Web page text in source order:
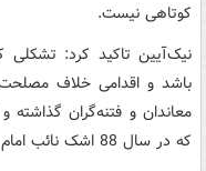
کوتاهی نیست.
نیک‌آیین تاکید کرد: تشکلی
باشد و اقدامی خلاف مصلحت
معاندان و فتنه‌گران
که در سال 88 اشک نائب امام زمان (عج) را جاری ساختند.